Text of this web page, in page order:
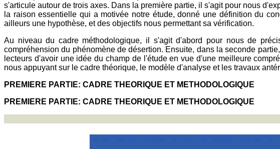
s'articule autour de trois axes. Dans la première partie, il s'agit pour nous
la raison essentielle qui a motivée notre étude, donné une définition du
ailleurs une hypothèse, et des objectifs nous permettant sa vérification.
Au niveau du cadre méthodologique, il s'agit d'abord pour nous de
compréhension du phénomène de désertion. Ensuite, dans la seconde
lecteurs d'avoir une idée du champ de l'étude en vue d'une meilleure
nous appuyant sur le cadre théorique, le modèle d'analyse et les travaux
PREMIERE PARTIE: CADRE THEORIQUE ET METHODOLOGIQUE
PREMIERE PARTIE: CADRE THEORIQUE ET METHODOLOGIQUE